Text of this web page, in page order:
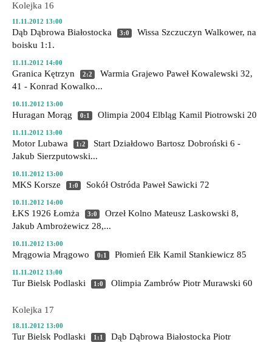
Kolejka 16
11.11.2012 13:00
Dąb Dąbrowa Białostocka 3:0 Wissa Szczuczyn Walkower, na
boisku 1:1.
11.11.2012 14:00
Granica Kętrzyn 2:2 Warmia Grajewo Paweł Kowalewski 32,
41 - Konrad Kowalko...
10.11.2012 13:00
Huragan Morąg 0:1 Olimpia 2004 Elbląg Kamil Piotrowski 20
11.11.2012 13:00
Motor Lubawa 1:2 Start Działdowo Bartosz Dobroński 6 -
Jakub Sierzputowski...
10.11.2012 13:00
MKS Korsze 1:0 Sokół Ostróda Paweł Sawicki 72
10.11.2012 14:00
ŁKS 1926 Łomża 3:0 Orzeł Kolno Mateusz Laskowski 8,
Jakub Ambrożewicz 28,...
10.11.2012 13:00
Mrągowia Mrągowo 0:1 Płomień Ełk Kamil Stankiewicz 85
11.11.2012 13:00
Tur Bielsk Podlaski 1:0 Olimpia Zambrów Piotr Murawski 60
Kolejka 17
18.11.2012 13:00
Tur Bielsk Podlaski 1:1 Dąb Dąbrowa Białostocka Piotr